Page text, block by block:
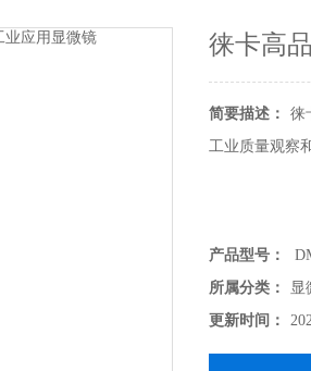
徕卡高
简要描述：
徕
工业质量观察
产品型号：
所属分类：
显
更新时间：